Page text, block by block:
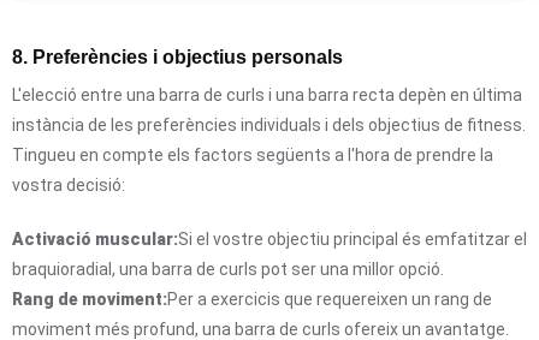
8. Preferències i objectius personals
L'elecció entre una barra de curls i una barra recta depèn en última
instància de les preferències individuals i dels objectius de fitness.
Tingueu en compte els factors següents a l'hora de prendre la
vostra decisió:
Activació muscular:Si el vostre objectiu principal és emfatitzar el
braquioradial, una barra de curls pot ser una millor opció.
Rang de moviment:Per a exercicis que requereixen un rang de
moviment més profund, una barra de curls ofereix un avantatge.